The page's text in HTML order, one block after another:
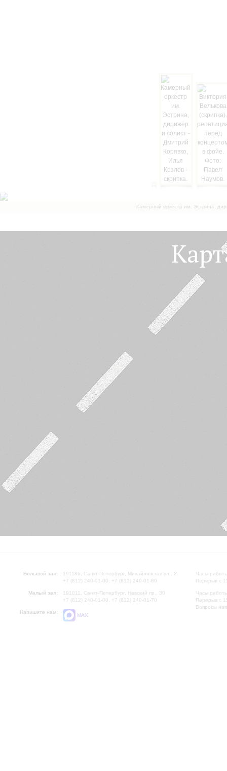
Камерный оркестр им. Эстрина,
Большой зал:
191186, Санкт-Петербург, Михайловская ул., 2
+7 (812) 240-01-00, +7 (812) 240-01-80
Малый зал:
191011, Санкт-Петербург, Невский пр., 30
+7 (812) 240-01-00, +7 (812) 240-01-70
Напишите нам:
MAX
Часы
Перерыв с
Часы
Перерыв с
Вопросы